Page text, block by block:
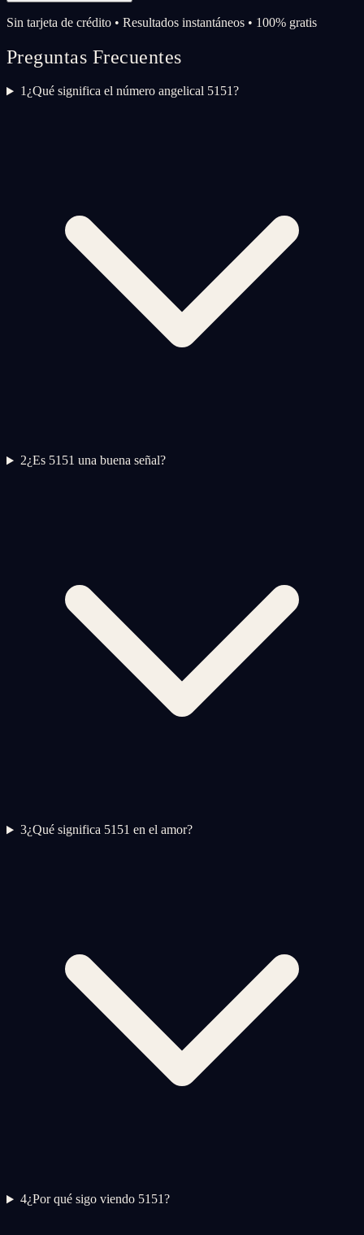
Sin tarjeta de crédito • Resultados instantáneos • 100% gratis
Preguntas Frecuentes
1¿Qué significa el número angelical 5151?
2¿Es 5151 una buena señal?
3¿Qué significa 5151 en el amor?
4¿Por qué sigo viendo 5151?